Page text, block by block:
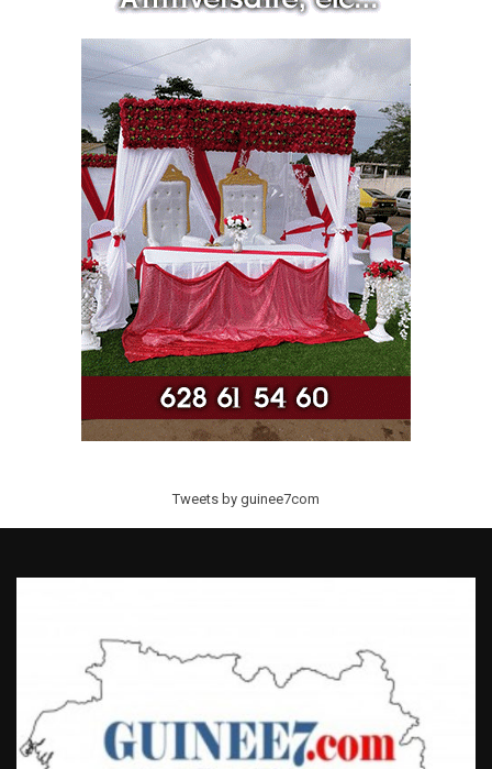
Tweets by guinee7com